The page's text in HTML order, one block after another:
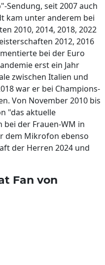
Sendung, seit 2007 auch
kam unter anderem bei
2010, 2014, 2018, 2022
2012, 2016
bei der Euro
erst ein Jahr
zwischen Italien und
war er bei Champions-
Von November 2010 bis
"das aktuelle
der Frauen-WM in
dem Mikrofon ebenso
der Herren 2024 und
Fan von